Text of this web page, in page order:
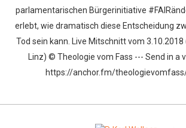
parlamentarischen Bürgerinitiative
erlebt, wie dramatisch diese Entscheidung
Tod sein kann. Live Mitschnitt vom
Linz) © Theologie vom Fass --- Send in a
https://anchor.fm/